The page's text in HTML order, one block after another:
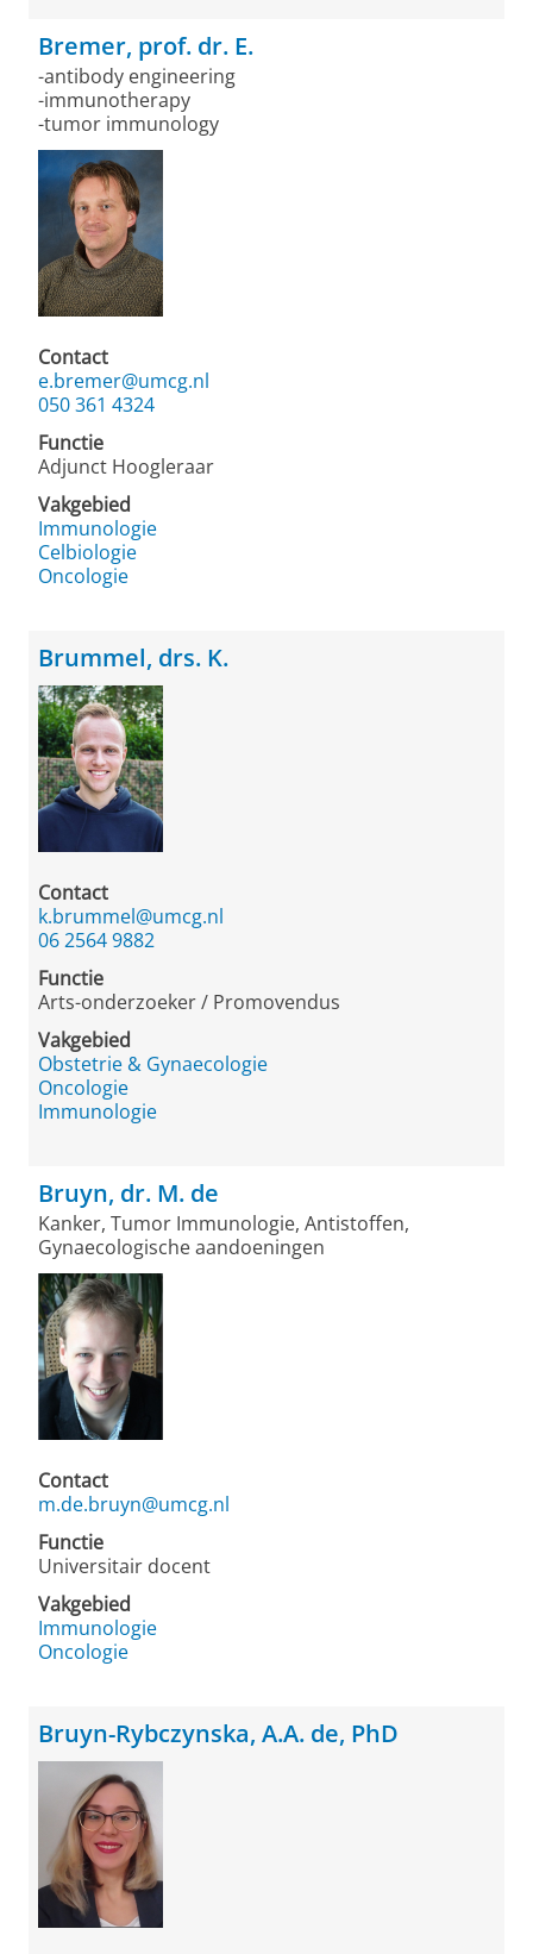
Bremer, prof. dr. E.
-antibody engineering
-immunotherapy
-tumor immunology
Contact
e.bremer@umcg.nl
050 361 4324
Functie
Adjunct Hoogleraar
Vakgebied
Immunologie
Celbiologie
Oncologie
Brummel, drs. K.
Contact
k.brummel@umcg.nl
06 2564 9882
Functie
Arts-onderzoeker / Promovendus
Vakgebied
Obstetrie & Gynaecologie
Oncologie
Immunologie
Bruyn, dr. M. de
Kanker, Tumor Immunologie, Antistoffen,
Gynaecologische aandoeningen
Contact
m.de.bruyn@umcg.nl
Functie
Universitair docent
Vakgebied
Immunologie
Oncologie
Bruyn-Rybczynska, A.A. de, PhD